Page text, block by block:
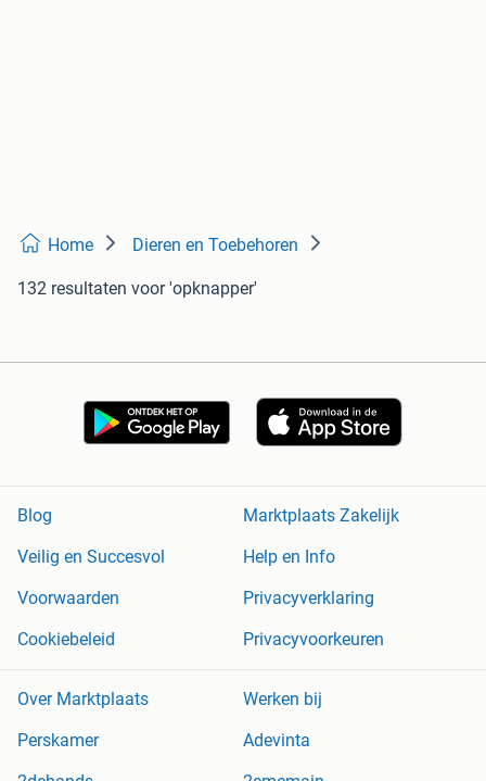
Home Dieren en Toebehoren
132 resultaten voor 'opknapper'
Blog
Marktplaats Zakelijk
Veilig en Succesvol
Help en Info
Voorwaarden
Privacyverklaring
Cookiebeleid
Privacyvoorkeuren
Over Marktplaats
Werken bij
Perskamer
Adevinta